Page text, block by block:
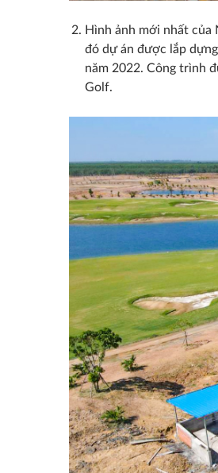
Hình ảnh mới nhất của
đó dự án được lắp
năm 2022. Công trình
Golf.